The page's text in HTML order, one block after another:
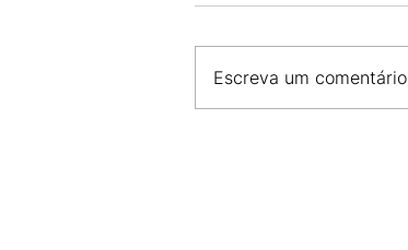
Escreva um comentário